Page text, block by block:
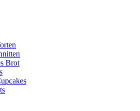
Brot